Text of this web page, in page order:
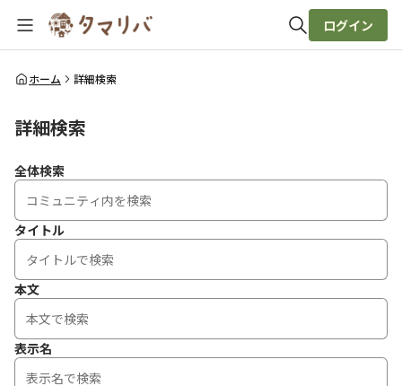
全体検索
ログイン
ホーム 詳細検索
詳細検索
全体検索
タイトル
本文
表示名